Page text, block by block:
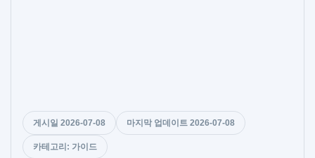
게시일 2026-07-08 마지막 업데이트 2026-07-08
카테고리: 가이드